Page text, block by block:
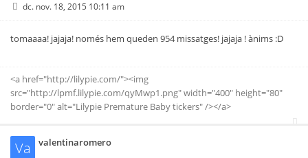
dc. nov. 18, 2015 10:11 am
tomaaaa! jajaja! només hem queden 954 missatges! jajaja ! ànims :D
<a href="http://lilypie.com/"><img
src="http://lpmf.lilypie.com/qyMwp1.png" width="400" height="80"
border="0" alt="Lilypie Premature Baby tickers" /></a>
Va valentinaromero